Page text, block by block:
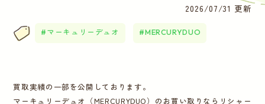
お客さまの声
2026/07/31 更新
マーキュリーデュオ MERCURYDUO
買取実績の一部を公開しております。
マーキュリーデュオ（MERCURYDUO）のお買い取りならリシャー